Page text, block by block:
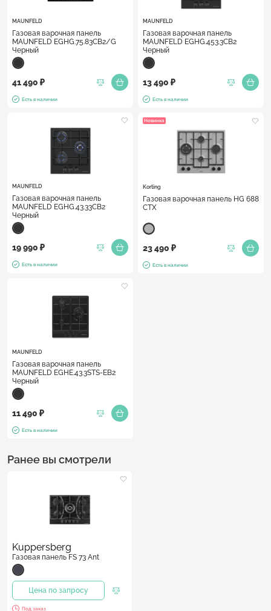
MAUNFELD
Газовая варочная панель
MAUNFELD EGHG.75.83CB2/G
Черный
41 490 ₽
Есть в наличии
MAUNFELD
Газовая варочная панель
MAUNFELD EGHG.453.3CB2
Черный
13 490 ₽
Есть в наличии
MAUNFELD
Газовая варочная панель
MAUNFELD EGHG.43.33CB2
Черный
19 990 ₽
Есть в наличии
Новинка
Korting
Газовая варочная панель HG 688
CTX
23 490 ₽
Есть в наличии
MAUNFELD
Газовая варочная панель
MAUNFELD EGHE.43.3STS-EB2
Черный
11 490 ₽
Есть в наличии
Ранее вы смотрели
Kuppersberg
Газовая панель FS 73 Ant
Цена по запросу
Под заказ